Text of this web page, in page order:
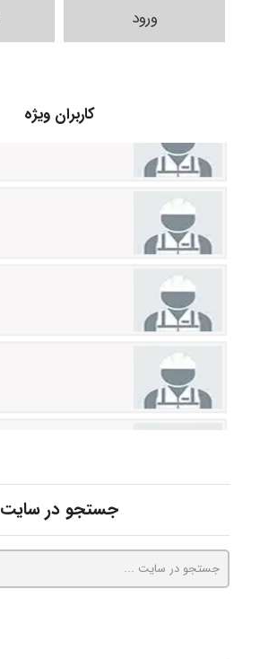
ورود
کاربران ویژه
جستجو در سایت